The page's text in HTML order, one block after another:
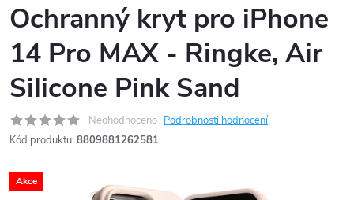
Ochranný kryt pro iPhone
14 Pro MAX - Ringke, Air
Silicone Pink Sand
Neohodnoceno Podrobnosti hodnocení
Kód produktu: 8809881262581
Akce